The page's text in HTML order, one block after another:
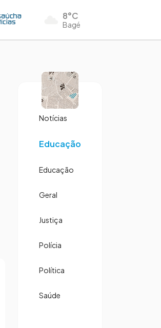
8°C
Bagé
Notícias
Educação
Educação
Geral
Justiça
Polícia
Política
Saúde